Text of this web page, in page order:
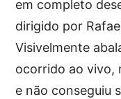
em completo
dirigido por
Visivelmente
ocorrido ao vivo,
e não conseguiu